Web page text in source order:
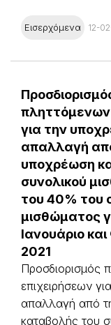
Εισερχόμενα 12-
πληττόμενων
για την
απαλλαγή
υποχρέωση
συνολικού
του 40% του
μισθώματος
Ιανουάριο
2021
Προσδιορισμός
επιχειρήσεων
απαλλαγή από
καταβολής του